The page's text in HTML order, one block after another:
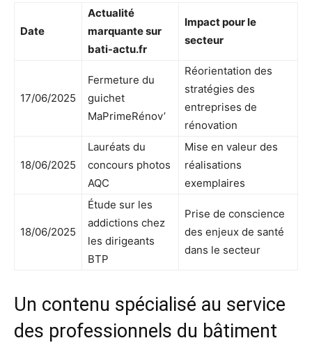
Date
Actualité
marquante sur
bati-actu.fr
Impact pour le
secteur
17/06/2025
Fermeture du
guichet
MaPrimeRénov’
Réorientation des
stratégies des
entreprises de
rénovation
18/06/2025
Lauréats du
concours photos
AQC
Mise en valeur des
réalisations
exemplaires
18/06/2025
Étude sur les
addictions chez
les dirigeants
BTP
Prise de conscience
des enjeux de santé
dans le secteur
Un contenu spécialisé au service
des professionnels du bâtiment